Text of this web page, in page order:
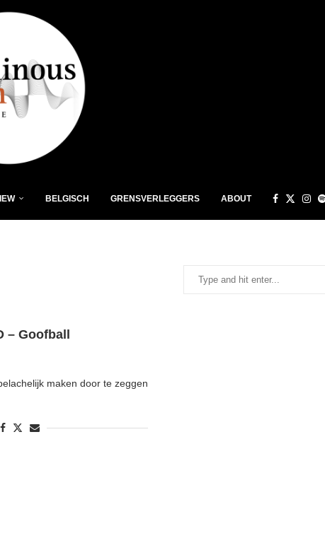
BELGISCH GRENSVERLEGGERS ABOUT
– Goofball
maken door te zeggen